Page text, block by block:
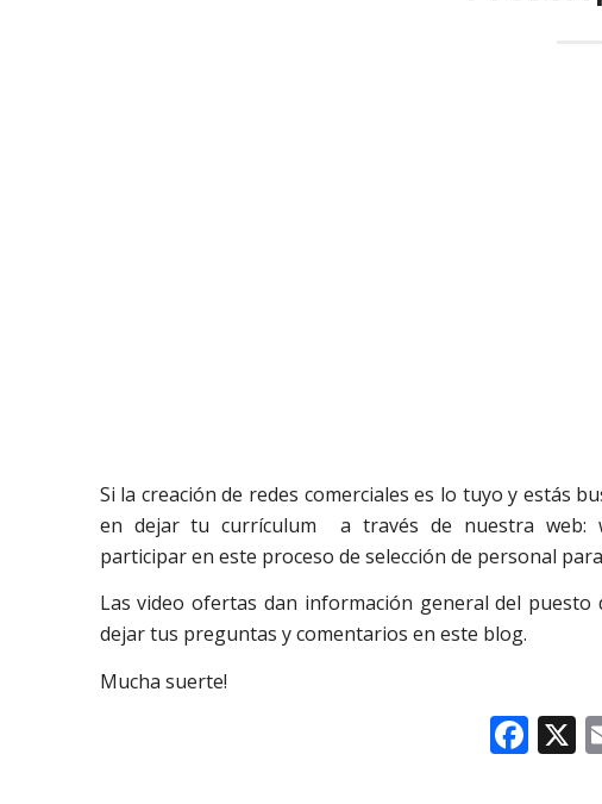
Si la creación de redes comerciales es lo tuyo y estás
en dejar tu currículum a través de nuestra web:
participar en este proceso de selección de personal
Las video ofertas dan información general del
dejar tus preguntas y comentarios en este blog.
Mucha suerte!